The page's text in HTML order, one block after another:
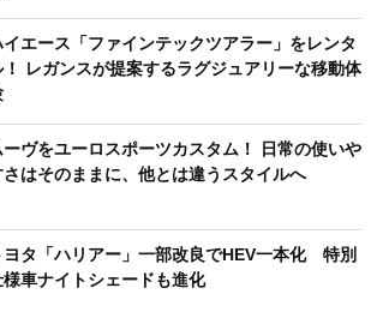
イエース「ファインテックツアラー」をレンタ
！ レガンスが提案するラグジュアリーな移動体
ーヴをユーロスポーツカスタム！ 日常の使いや
さはそのままに、他とは違うスタイルへ
ヨタ「ハリアー」一部改良でHEV一本化 特別
様車ナイトシェードも進化